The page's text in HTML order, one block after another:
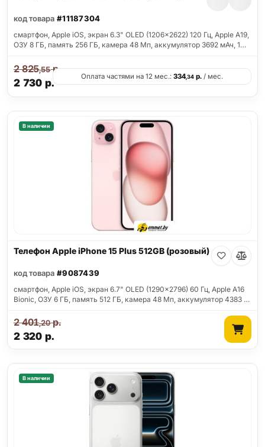
код товара #11187304
смартфон, Apple iOS, экран 6.3" OLED (1206x2622) 120 Гц, Apple A19,
ОЗУ 8 ГБ, память 256 ГБ, камера 48 Мп, аккумулятор 3692 мАч, 1…
2 730 р.
2 825,55р.
Оплата частями на 12 мес.: 334,34 р. / мес.
В наличии
Телефон Apple iPhone 15 Plus 512GB (розовый)
код товара #9087439
смартфон, Apple iOS, экран 6.7" OLED (1290x2796) 60 Гц, Apple A16
Bionic, ОЗУ 6 ГБ, память 512 ГБ, камера 48 Мп, аккумулятор 4383 …
2 320 р.
2 401,20р.
В наличии